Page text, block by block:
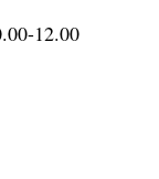
12.00